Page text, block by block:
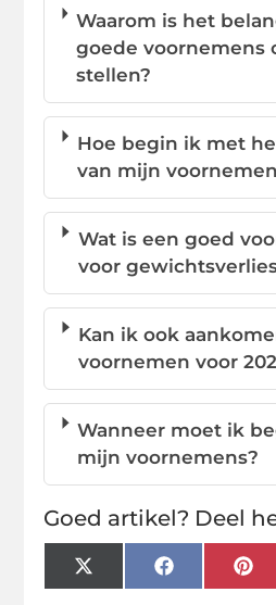
Waarom is het
goede voornemens
stellen?
Hoe begin ik met
van mijn
Wat is een goed
voor
Kan ik ook
voornemen voor
Wanneer moet ik
mijn voornemens?
Goed artikel? Deel
X
(Twitter)
Facebook